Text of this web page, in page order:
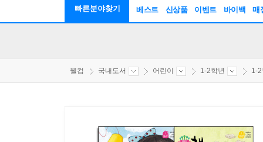
빠른분야찾기 베스트 신상품 이벤트 바이백 매
웰컴 국내도서 어린이 1-2학년 1-